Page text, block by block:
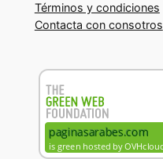
Términos y condiciones
Contacta con consotros